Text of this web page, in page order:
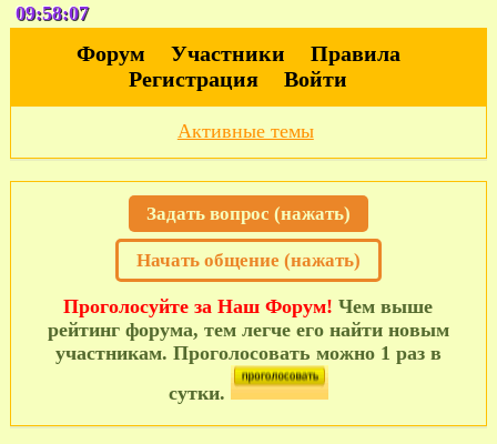
09:58:08
Форум Участники
Правила
Регистрация
Войти
Активные темы
Задать вопрос (нажать)
Начать общение (нажать)
Проголосуйте за Наш Форум! Чем выше
рейтинг форума, тем легче его найти новым
участникам. Проголосовать можно 1 раз в
сутки.